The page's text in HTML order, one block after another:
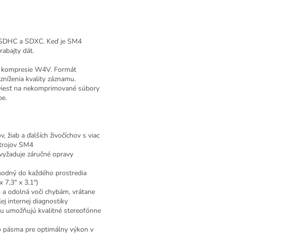
a SDXC. Keď je SM4
dát.
W4V. Formát
kvality záznamu.
na nekomprimované súbory
žiab a ďalších živočíchov s viac
SM4
záručné opravy
do každého prostredia
7,3" x 3,1")
odolná voči chybám, vrátane
internej diagnostiky
umožňujú kvalitné stereofónne
pásma pre optimálny výkon v